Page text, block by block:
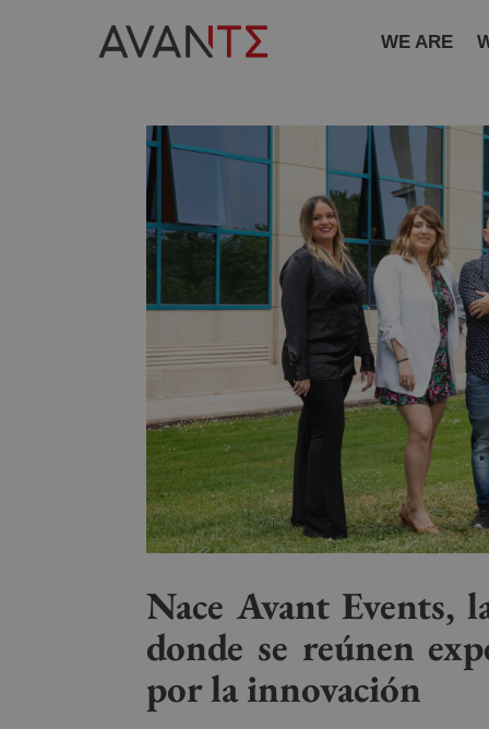
WE ARE
Nace Avant Events,
donde se reúnen
por la innovación